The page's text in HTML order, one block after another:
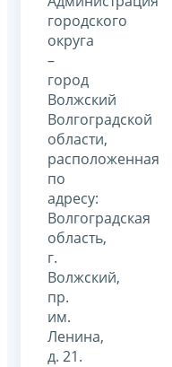
городского
округа
–
город
Волжский
Волгоградской
области,
расположенная
по
адресу:
Волгоградская
область,
г.
Волжский,
пр.
им.
Ленина,
д. 21.